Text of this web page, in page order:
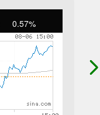
0.57%